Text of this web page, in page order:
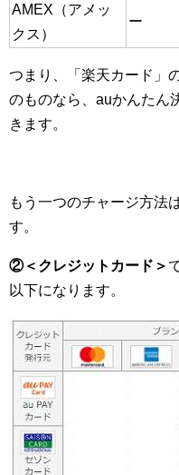
AMEX（アメッ
クス）
ー
つまり、「楽天カード」
のものなら、auかんたん
きます。
もう一つのチャージ方法
す。
②＜クレジットカード＞
以下になります。